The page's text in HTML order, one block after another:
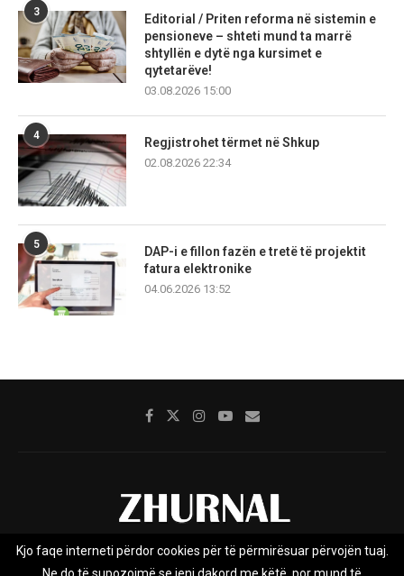
3
Editorial / Priten reforma në sistemin e
pensioneve – shteti mund ta marrë
shtyllën e dytë nga kursimet e
qytetarëve!
03.08.2026 15:00
4
Regjistrohet tërmet në Shkup
02.08.2026 22:34
5
DAP-i e fillon fazën e tretë të projektit
fatura elektronike
04.06.2026 13:52
Rreth nesh Impresumi Marketing
Kjo faqe interneti përdor cookies për të përmirësuar përvojën tuaj.